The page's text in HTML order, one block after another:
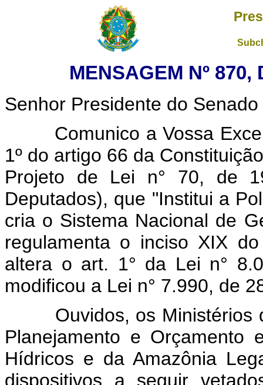
MENSAGEM Nº 870,
Senhor Presidente do
Comunico a Vossa
1º do artigo 66 da
Projeto de Lei n° 70, de
Deputados), que "Institui a
cria o Sistema Nacional de
regulamenta o inciso XIX
altera o art. 1° da Lei n°
modificou a Lei n° 7.990, de
Ouvidos, os Ministérios
Planejamento e Orçamento
Hídricos e da Amazônia
dispositivos a seguir